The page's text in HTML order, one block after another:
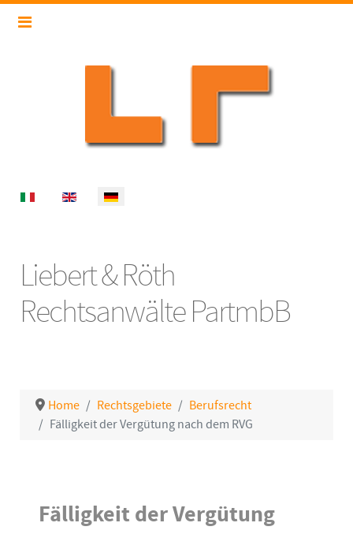
Select your language
Liebert & Röth
Rechtsanwälte PartmbB
Home Rechtsgebiete
Berufsrecht
Fälligkeit der Vergütung nach dem RVG
Details
Fälligkeit der Vergütung